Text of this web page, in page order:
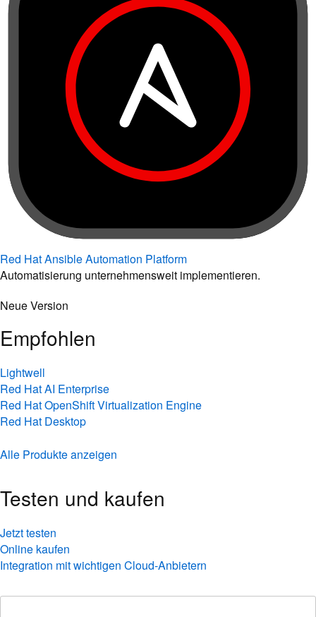
Red Hat Ansible Automation Platform
Automatisierung unternehmensweit implementieren.
Neue Version
Empfohlen
Lightwell
Red Hat AI Enterprise
Red Hat OpenShift Virtualization Engine
Red Hat Desktop
Alle Produkte anzeigen
Testen und kaufen
Jetzt testen
Online kaufen
Integration mit wichtigen Cloud-Anbietern